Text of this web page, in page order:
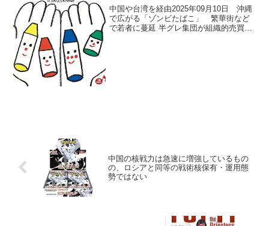
中国や台湾を経由2025年09月10日 沖縄
で広がる「ゾンビたばこ」 繁華街など
で若者に蔓延 半グレ集団が組織的売買か
中国の核戦力は急速に増強しているもの
の、ロシアと同等の戦術核保有・運用態
勢ではない